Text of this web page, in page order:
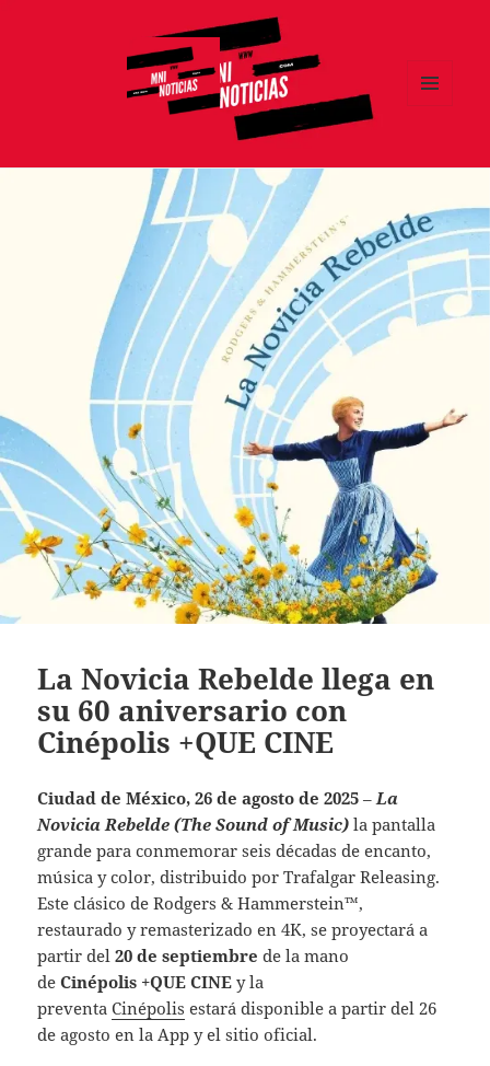
La Novicia Rebelde llega en
su 60 aniversario con
Cinépolis +QUE CINE
Ciudad de México, 26 de agosto de 2025 –La
Novicia Rebelde (The Sound of Music)la pantalla
grande para conmemorar seis décadas de encanto,
música y color, distribuido por Trafalgar Releasing.
Este clásico de Rodgers & Hammerstein™,
restaurado y remasterizado en 4K, se proyectará a
partir del20 de septiembre de la mano
de Cinépolis +QUE CINEy la
preventaCinépolis estará disponible a partir del 26
de agosto en la App y el sitio oficial.